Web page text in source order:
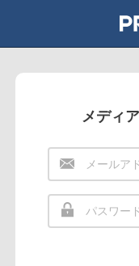
メディ